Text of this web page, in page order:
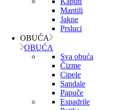
Mantili
Jakne
Prsluci
OBUĆA
OBUĆA
Sva obuća
Čizme
Cipele
Sandale
Papuče
Espadrile